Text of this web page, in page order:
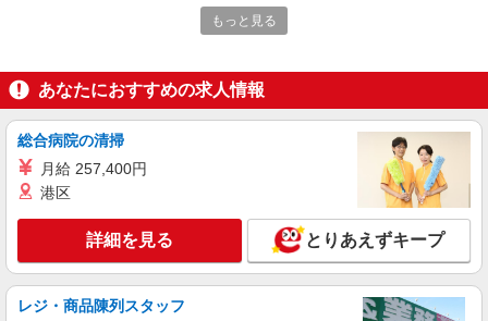
＜八代市＞障がい者施設の支援員＊軽作業の
見守りなど＊日払いOK
通費全支給(ガソリン代含む)＞
八代市内/交通費支給
キープ 詳細を見る
株式会社kotrio /●KM-H-2068345
NEW
≪八代市≫介護の現場で心を燃やせ！！！デ
イサービスSTAFF
時給1450円〜2062円 ＜日払い有/週払い有/交
もっと見る
あなたにおすすめの求人情報
総合病院の清掃
月給 257,400円
港区
詳細を見る とりあえずキープ
レジ・商品陳列スタッフ